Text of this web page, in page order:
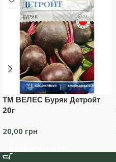
ТМ ВЕЛЕС Буряк Детройт
20г
20,00 грн